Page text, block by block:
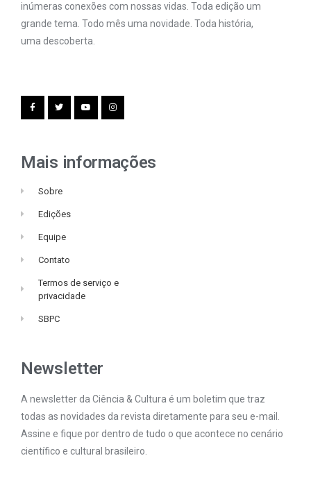
inúmeras conexões com nossas vidas. Toda edição um
grande tema. Todo mês uma novidade. Toda história,
uma descoberta.
Mais informações
Sobre
Edições
Equipe
Contato
Termos de serviço e
privacidade
SBPC
Newsletter
A newsletter da Ciência & Cultura é um boletim que traz
todas as novidades da revista diretamente para seu e-mail.
Assine e fique por dentro de tudo o que acontece no cenário
científico e cultural brasileiro.